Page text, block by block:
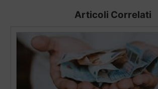
Articoli Correlati